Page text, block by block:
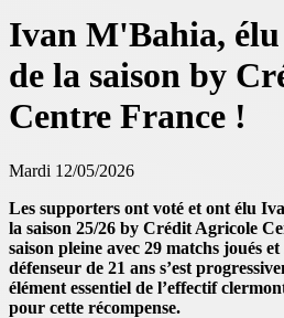
Ivan M'Bahia,
de la saison by
Centre France !
Mardi 12/05/2026
Les supporters ont voté et ont élu
la saison 25/26 by Crédit Agricole
saison pleine avec 29 matchs joués
défenseur de 21 ans s’est
élément essentiel de l’effectif
pour cette récompense.